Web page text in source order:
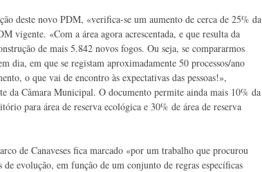
deste novo PDM, «verifica-se um aumento de cerca de 25% da
vigente. «Com a área agora acrescentada, e que resulta da
de mais 5.842 novos fogos. Ou seja, se compararmos
dia, em que se registam aproximadamente 50 processos/ano
o que vai de encontro às expectativas das pessoas!»,
da Câmara Municipal. O documento permite ainda mais 10% da
para área de reserva ecológica e 30% de área de reserva
de Canaveses fica marcado «por um trabalho que procurou
evolução, em função de um conjunto de regras específicas